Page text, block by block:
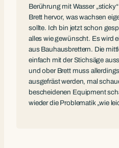
Berührung mit Wasser
Brett hervor, was wachsen
sollte. Ich bin jetzt schon
alles wie gewünscht. Es wird
aus Bauhausbrettern. Die
einfach mit der Stichsäge
und ober Brett muss
ausgefräst werden, mal
bescheidenen Equipment
wieder die Problematik „wie